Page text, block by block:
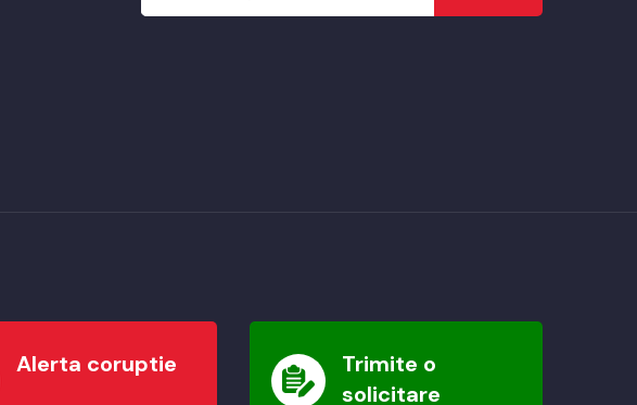
Alerta coruptie
Trimite o
solicitare